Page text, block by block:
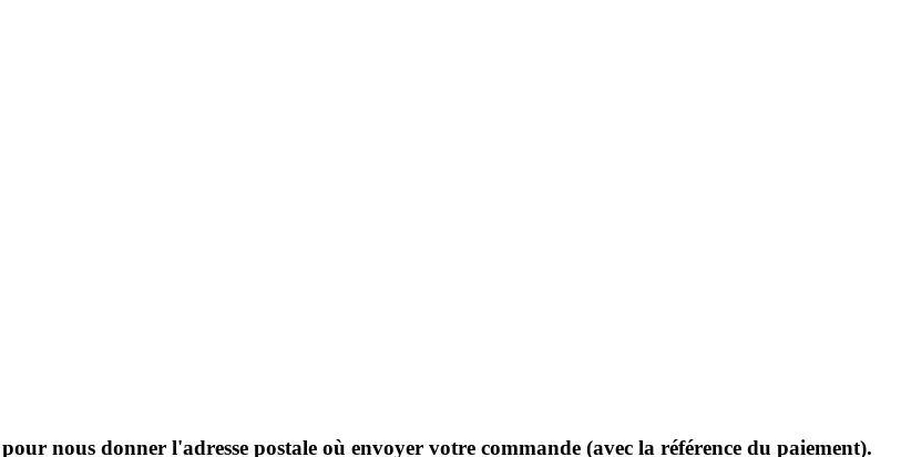
nous donner l'adresse postale où envoyer votre commande (avec la référence du paiement).